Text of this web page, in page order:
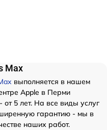
Max
выполняется в нашем
Apple в Перми
5 лет. На все виды услуг
гарантию - мы в
наших работ.